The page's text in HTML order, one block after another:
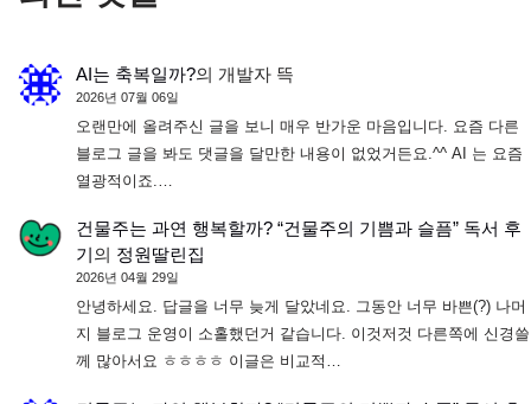
AI는 축복일까?의 개발자 뜩
2026년 07월 06일
오랜만에 올려주신 글을 보니 매우 반가운 마음입니다. 요즘 다른
블로그 글을 봐도 댓글을 달만한 내용이 없었거든요.^^ AI 는 요즘
열광적이죠.…
건물주는 과연 행복할까? “건물주의 기쁨과 슬픔” 독서 후
기 의 정원딸린집
2026년 04월 29일
안녕하세요. 답글을 너무 늦게 달았네요. 그동안 너무 바쁜(?) 나머
지 블로그 운영이 소홀했던거 같습니다. 이것저것 다른쪽에 신경쓸
께 많아서요 ㅎㅎㅎㅎ 이글은 비교적…